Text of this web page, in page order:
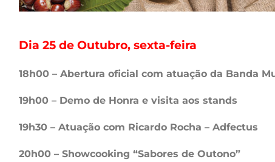
Dia 25 de Outubro, sexta-feira
18h00 – Abertura oficial com atuação da Banda
19h00 – Demo de Honra e visita aos stands
19h30 – Atuação com Ricardo Rocha – Adfectus
20h00 – Showcooking “Sabores de Outono”